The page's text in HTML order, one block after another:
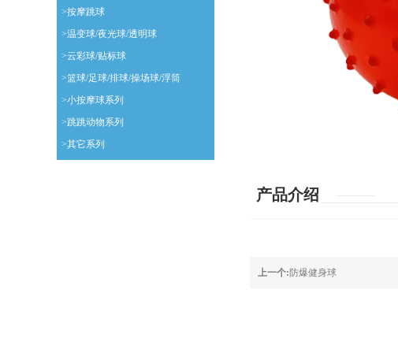
>按摩跳球
>温变球/夜光球/透明球
>云彩球/贴标球
>篮球/足球/排球/操场球/浮筒
>小按摩球系列
>跳跳动物系列
>其它系列
产品介绍
上一个:防爆健身球